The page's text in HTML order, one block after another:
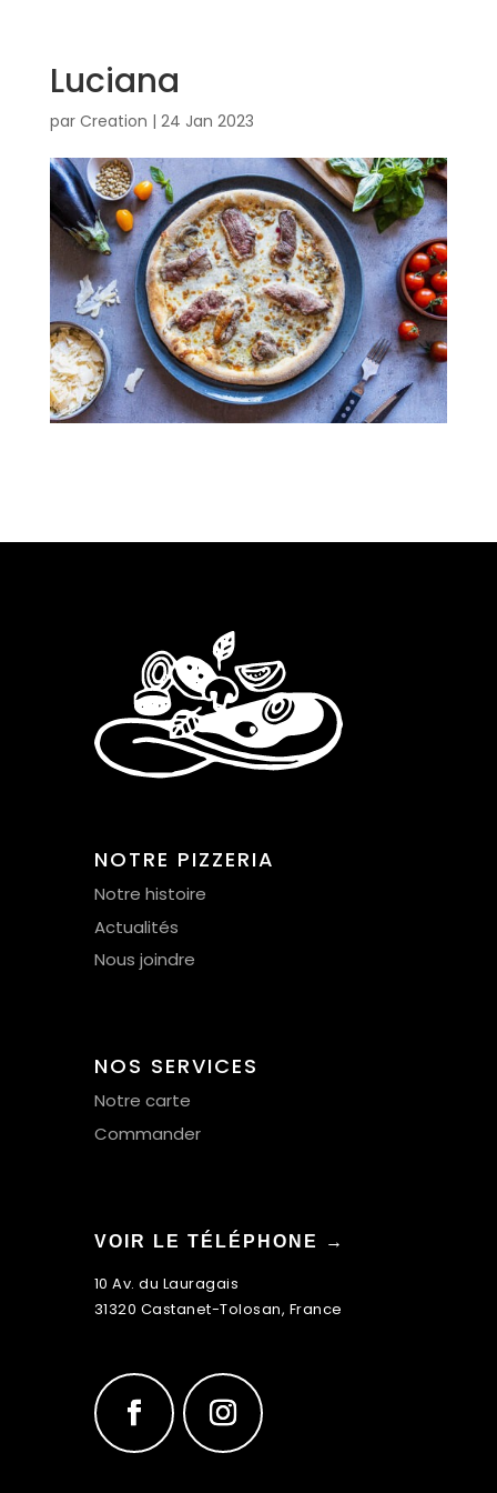
Luciana
par Creation | 24 Jan 2023
NOTRE PIZZERIA
Notre histoire
Actualités
Nous joindre
NOS SERVICES
Notre carte
Commander
VOIR LE TÉLÉPHONE →
10 Av. du Lauragais
31320 Castanet-Tolosan, France